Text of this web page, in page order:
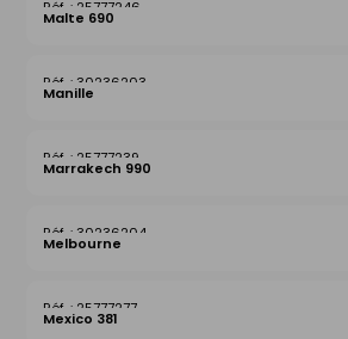
25777246
Malte 690
30236203
Manille
25777239
Marrakech 990
30236204
Melbourne
25777277
Mexico 381